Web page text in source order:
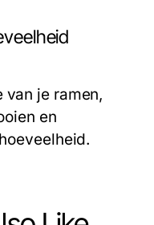
van je ramen,
en